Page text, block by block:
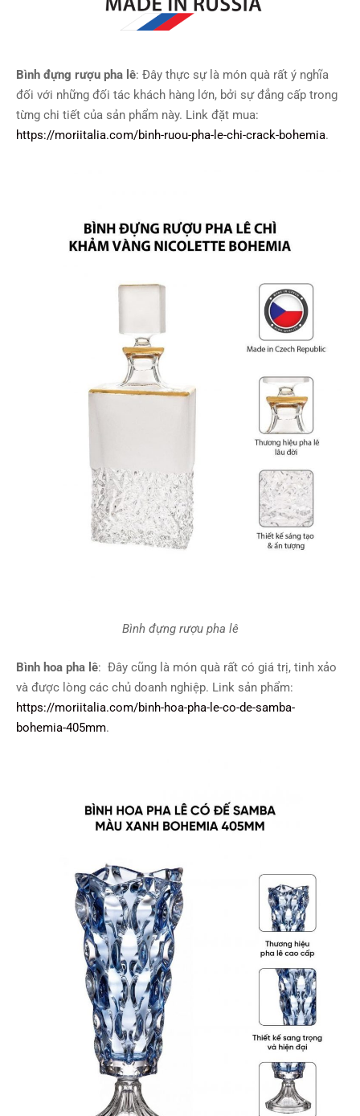
Bình đựng rượu pha lê: Đây thực sự là món quà rất ý nghĩa
đối với những đối tác khách hàng lớn, bởi sự đẳng cấp trong
từng chi tiết của sản phẩm này. Link đặt mua:
https://moriitalia.com/binh-ruou-pha-le-chi-crack-bohemia.
Bình đựng rượu pha lê
Bình hoa pha lê: Đây cũng là món quà rất có giá trị, tinh xảo
và được lòng các chủ doanh nghiệp. Link sản phẩm:
https://moriitalia.com/binh-hoa-pha-le-co-de-samba-
bohemia-405mm.